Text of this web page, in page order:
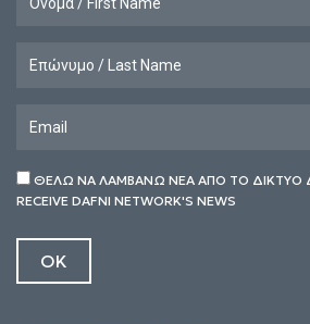
ΘΕΛΩ ΝΑ ΛΑΜΒΑΝΩ ΝΕΑ ΑΠΟ ΤΟ ΔΙΚΤΥΟ
RECEIVE DAFNI NETWORK'S NEWS